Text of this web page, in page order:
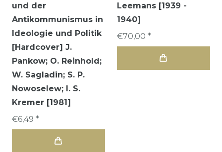
und der
Antikommunismus in
Ideologie und Politik
[Hardcover] J.
Pankow; O. Reinhold;
W. Sagladin; S. P.
Nowoselew; I. S.
Kremer [1981]
€6,49 *
Leemans [1939 -
1940]
€70,00 *